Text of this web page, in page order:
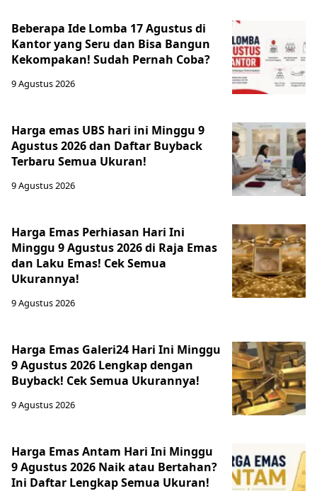
Beberapa Ide Lomba 17 Agustus di
Kantor yang Seru dan Bisa Bangun
Kekompakan! Sudah Pernah Coba?
9 Agustus 2026
Harga emas UBS hari ini Minggu 9
Agustus 2026 dan Daftar Buyback
Terbaru Semua Ukuran!
9 Agustus 2026
Harga Emas Perhiasan Hari Ini
Minggu 9 Agustus 2026 di Raja Emas
dan Laku Emas! Cek Semua
Ukurannya!
9 Agustus 2026
Harga Emas Galeri24 Hari Ini Minggu
9 Agustus 2026 Lengkap dengan
Buyback! Cek Semua Ukurannya!
9 Agustus 2026
Harga Emas Antam Hari Ini Minggu
9 Agustus 2026 Naik atau Bertahan?
Ini Daftar Lengkap Semua Ukuran!